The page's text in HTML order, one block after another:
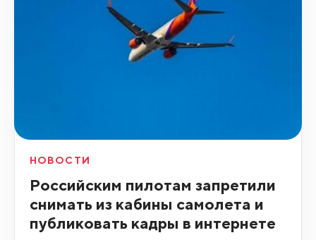
НОВОСТИ
Российским пилотам запретили
снимать из кабины самолета и
публиковать кадры в интернете